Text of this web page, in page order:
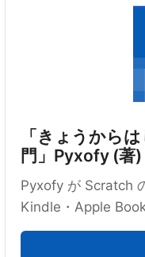
「きょうから
門」Pyxofy (著)
Pyxofy が Scratch
Kindle・Apple